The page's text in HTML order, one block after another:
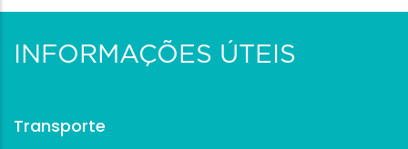
INFORMAÇÕES ÚTEIS
Transporte